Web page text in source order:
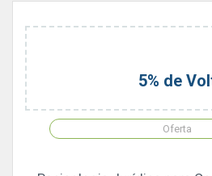
5% de
Oferta